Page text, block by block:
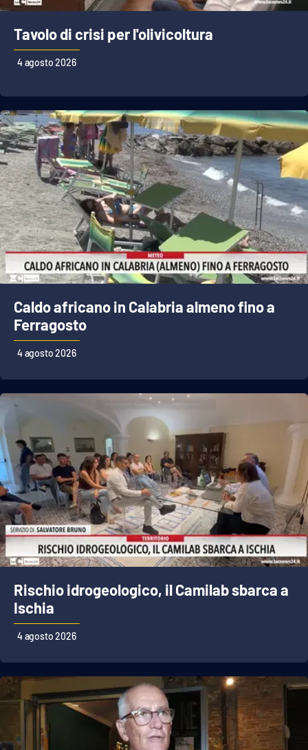
Tavolo di crisi per l'olivicoltura
4 agosto 2026
Caldo africano in Calabria almeno fino a
Ferragosto
4 agosto 2026
Rischio idrogeologico, il Camilab sbarca a
Ischia
4 agosto 2026